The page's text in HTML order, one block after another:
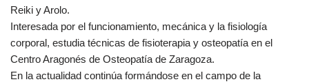
Reiki y Arolo.
Interesada por el funcionamiento, mecánica y la fisiología
corporal, estudia técnicas de fisioterapia y osteopatía en el
Centro Aragonés de Osteopatía de Zaragoza.
En la actualidad continúa formándose en el campo de la